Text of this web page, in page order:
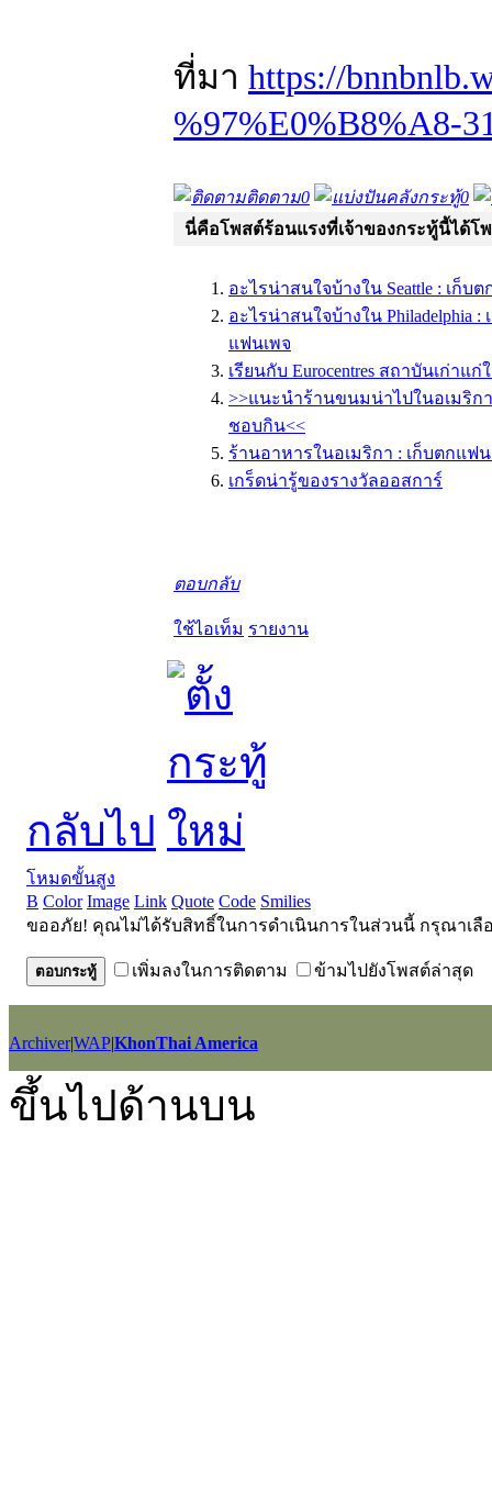
ที่มา https://
%97%E0%B8%A8-
ติดตาม0 คลังกระทู้0
นี่คือโพสต์ร้อนแรงที่เจ้าของกระทู้นี้ได้โพ
อะไรน่าสนใจบ้างใน Seattle : เก็บ
อะไรน่าสนใจบ้างใน Philadelphia :
แฟนเพจ
เรียนกับ Eurocentres สถาบันเก่าแ
>>แนะนำร้านขนมน่าไปในอเมริก
ชอบกิน<<
ร้านอาหารในอเมริกา : เก็บตกแฟน
เกร็ดน่ารู้ของรางวัลออสการ์
ตอบกลับ
ใช้ไอเท็ม รายงาน
กลับไป
โหมดขั้นสูง
B Color Image Link Quote Code Smilies
ขออภัย! คุณไม่ได้รับสิทธิ์ในการดำเนินการในส่วนนี้ กรุณาเลื
ตอบกระทู้ เพิ่มลงในการติดตาม ข้ามไปยังโพสต์ล่าสุด
Archiver|WAP|KhonThai America
GMT+7, 2026-8-7 11:43
Powered by Discuz! X2.5Language by
ขึ้นไปด้านบน